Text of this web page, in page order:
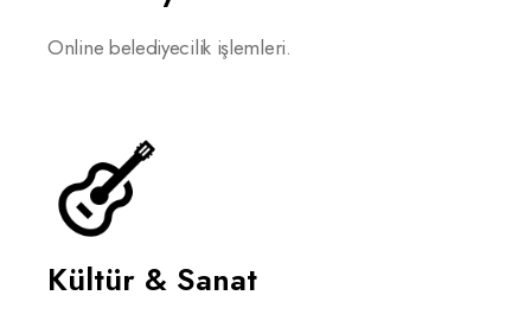
Online belediyecilik işlemleri.
Kültür & Sanat